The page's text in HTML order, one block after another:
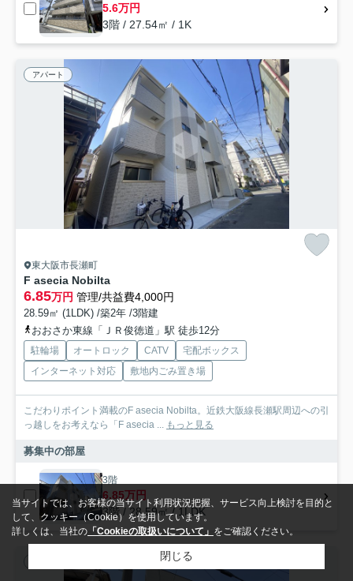
5.6万円
3階 / 27.54㎡ / 1K
アパート
東大阪市長瀬町
F asecia Nobilta
6.85万円 管理/共益費4,000円
28.59㎡ (1LDK) /築2年 /3階建
おおさか東線「ＪＲ俊徳道」駅 徒歩12分
駐輪場 オートロック CATV
宅配ボックス
インターネット対応
敷地内ごみ置き場
こだわりポイント満載のF asecia Nobilta。近鉄大阪線長瀬駅周辺への引
っ越しをお考えなら「F asecia ...
もっと見る
募集中の部屋
3階
6.85万円
3階 / 28.59㎡ / 1LDK
当サイトでは、お客様の当サイト利用状況把握、サービス向上検討を目的と
して、クッキー（Cookie）を使用しています。
詳しくは、当社の 「Cookieの取扱いについて」 をご確認ください。
閉じる